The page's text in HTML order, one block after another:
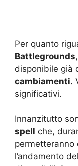
Per quanto
Battlegrounds
disponibile già
cambiamenti.
significativi.
Innanzitutto
spell che,
permetteranno
l’andamento